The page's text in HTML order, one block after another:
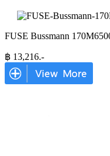
FUSE Bussmann
฿ 13,216.-